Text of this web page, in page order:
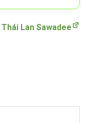
Thái Lan Sawadee